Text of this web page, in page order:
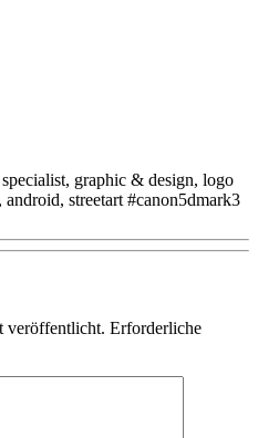
graphic & design, logo
streetart #canon5dmark3
veröffentlicht. Erforderliche